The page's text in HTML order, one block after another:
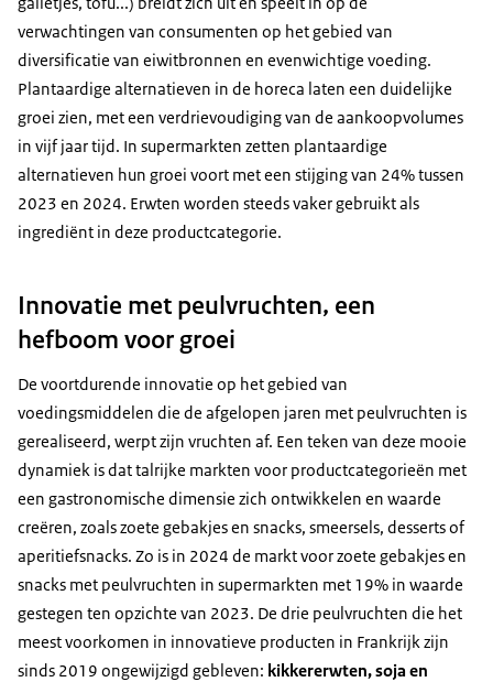
verwachtingen van consumenten op het gebied van
diversificatie van eiwitbronnen en evenwichtige voeding.
Plantaardige alternatieven in de horeca laten een duidelijke
groei zien, met een verdrievoudiging van de aankoopvolumes
in vijf jaar tijd. In supermarkten zetten plantaardige
alternatieven hun groei voort met een stijging van 24% tussen
2023 en 2024. Erwten worden steeds vaker gebruikt als
ingrediënt in deze productcategorie.
Innovatie met peulvruchten, een
hefboom voor groei
De voortdurende innovatie op het gebied van
voedingsmiddelen die de afgelopen jaren met peulvruchten is
gerealiseerd, werpt zijn vruchten af. Een teken van deze mooie
dynamiek is dat talrijke markten voor productcategorieën met
een gastronomische dimensie zich ontwikkelen en waarde
creëren, zoals zoete gebakjes en snacks, smeersels, desserts of
aperitiefsnacks. Zo is in 2024 de markt voor zoete gebakjes en
snacks met peulvruchten in supermarkten met 19% in waarde
gestegen ten opzichte van 2023. De drie peulvruchten die het
meest voorkomen in innovatieve producten in Frankrijk zijn
sinds 2019 ongewijzigd gebleven: kikkererwten, soja en